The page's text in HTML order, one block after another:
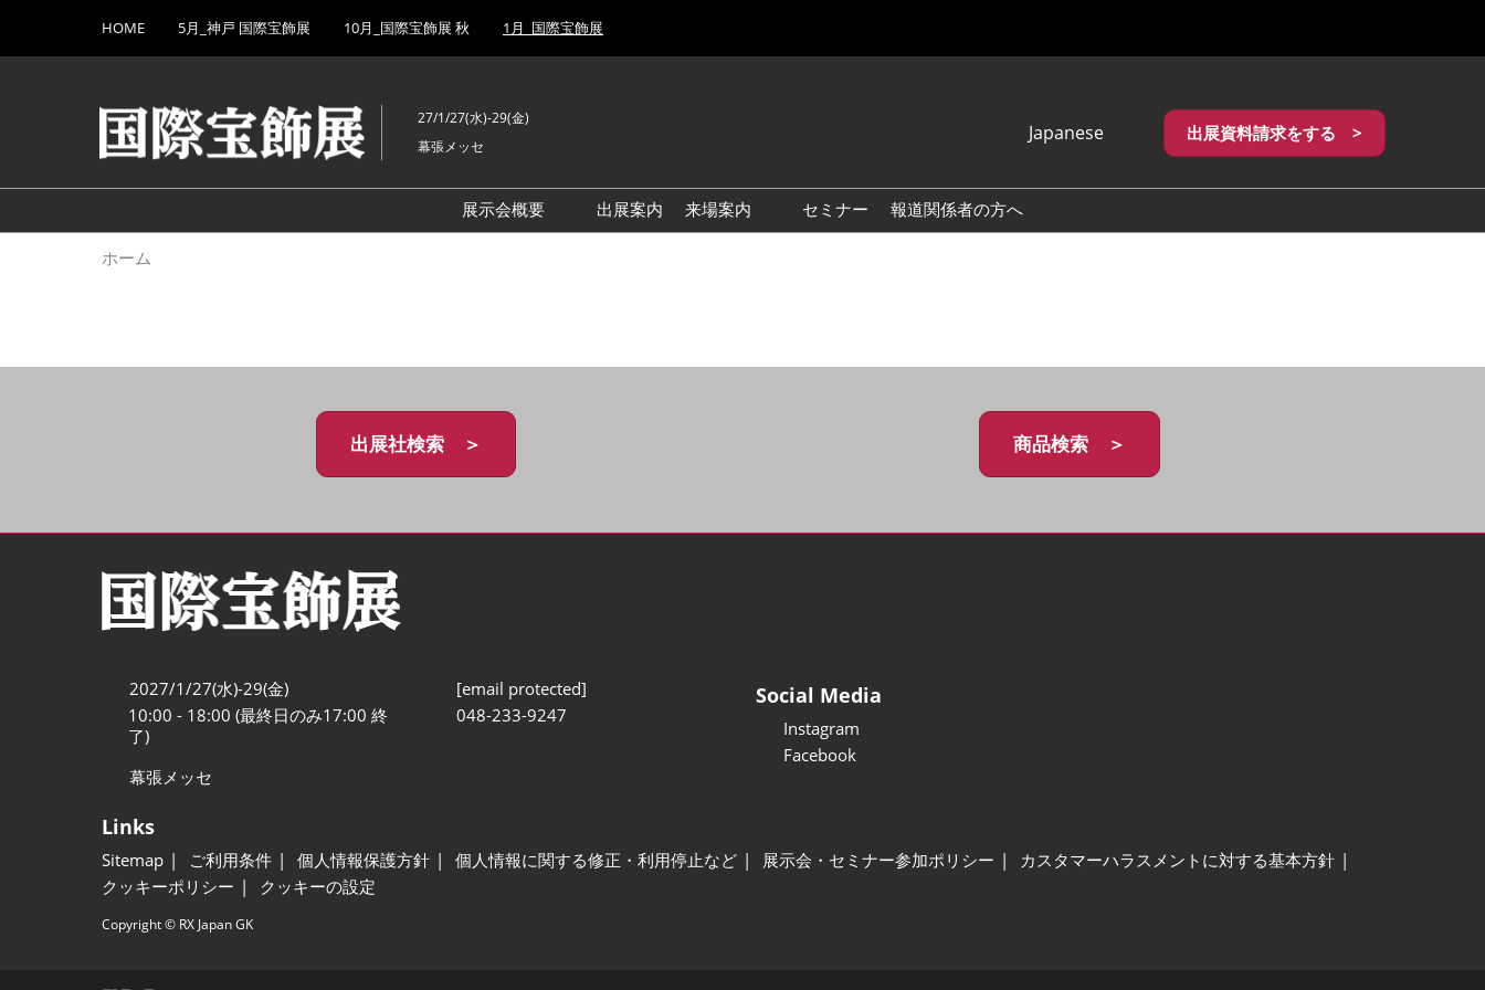
キ
し
て
to
HOME 5月_神戸 国際宝飾展 10月_国際宝飾展 秋 1月_国際宝飾展
27/1/27(水)-29(金)
幕張メッセ
Japanese
English
繁體中文
出展資料請求をする >
展示会概要
出展案内
来場案内
セミナー 報道関係者の方へ
ホーム
出展社検索 ＞ 商品検索 ＞
2027/1/27(水)-29(金)
10:00 - 18:00 (最終日のみ17:00 終
了)
幕張メッセ
[email protected]
048-233-9247
Social Media
Instagram
Facebook
Links
Sitemap ご利用条件 個人情報保護方針 個人情報に関する修正・利用停止など 展示会・セミナー参加ポリシー
カスタマーハラスメントに対する基本方針
クッキーポリシー
クッキーの設定
Copyright © RX Japan GK